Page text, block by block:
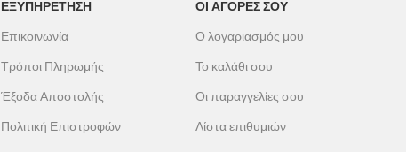
ΕΞΥΠΗΡΕΤΗΣΗ
Επικοινωνία
Τρόποι Πληρωμής
Έξοδα Αποστολής
Πολιτική Επιστροφών
ΟΙ ΑΓΟΡΕΣ ΣΟΥ
Ο λογαριασμός μου
Το καλάθι σου
Οι παραγγελίες σου
Λίστα επιθυμιών